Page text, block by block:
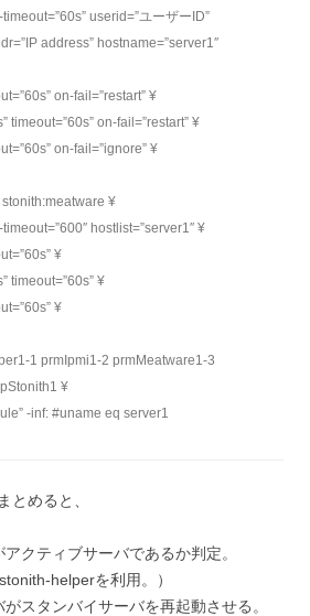
userid=”ユーザーID”
address” hostname=”server1″
on-fail=”restart” ¥
timeout=”60s” on-fail=”restart” ¥
on-fail=”ignore” ¥
¥
hostlist=”server1″ ¥
¥
timeout=”60s” ¥
¥
1 prmIpmi1-2 prmMeatware1-3
¥
-inf: #uname eq server1
とめると、
クティブサーバであるか判定。
helperを利用。）
スタンバイサーバを再起動させる。